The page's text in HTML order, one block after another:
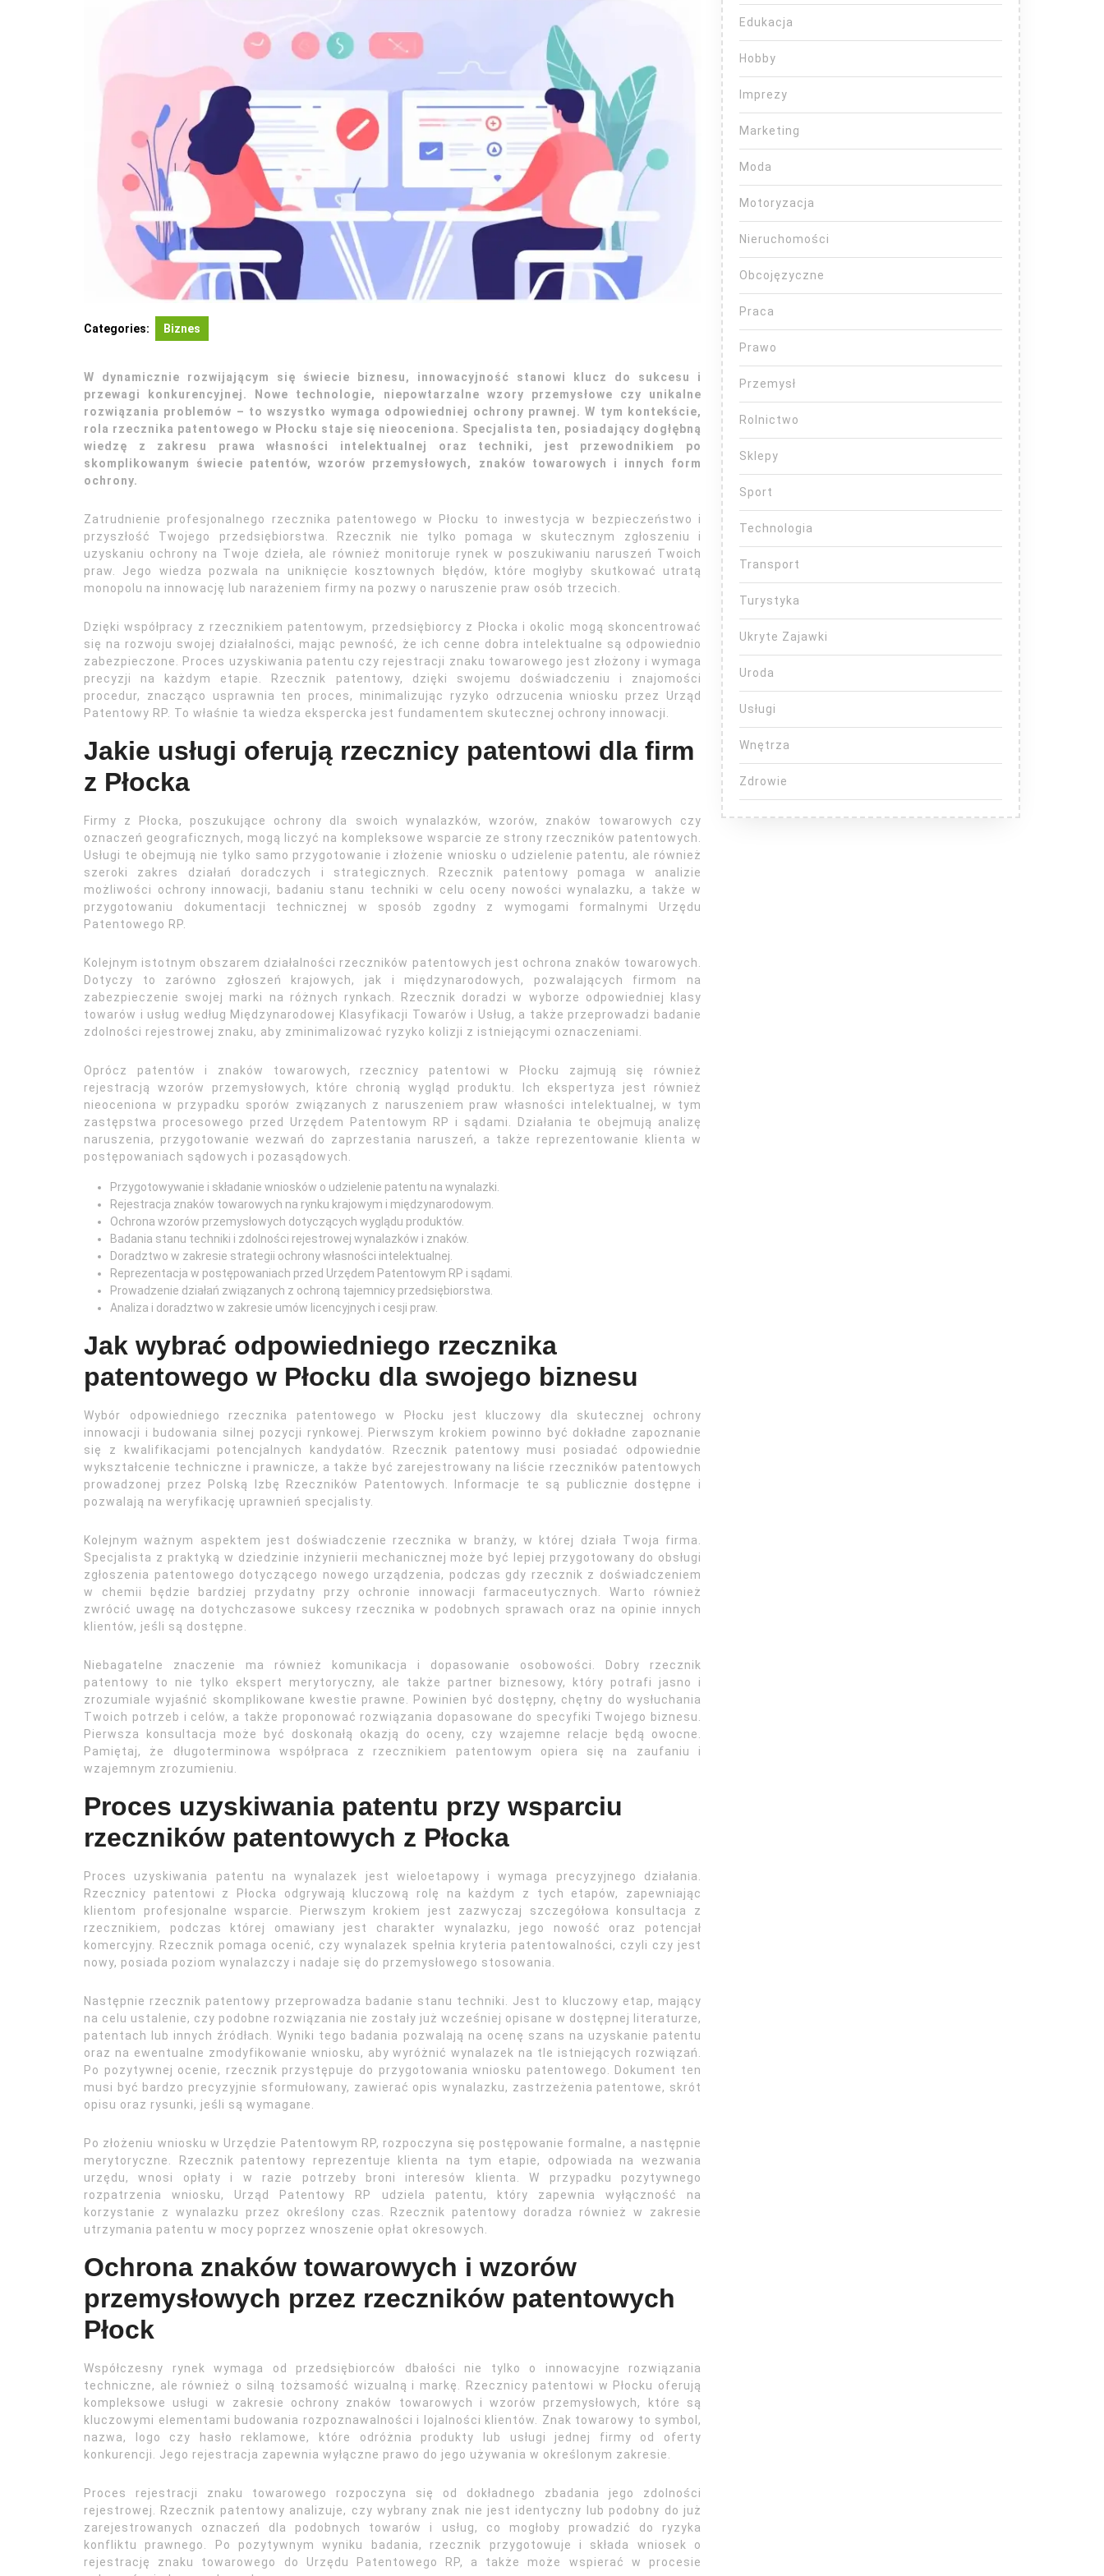
Categories: Biznes
W dynamicznie rozwijającym się świecie biznesu, innowacyjność stanowi klucz do sukcesu i
przewagi konkurencyjnej. Nowe technologie, niepowtarzalne wzory przemysłowe czy unikalne
rozwiązania problemów – to wszystko wymaga odpowiedniej ochrony prawnej. W tym kontekście,
rola rzecznika patentowego w Płocku staje się nieoceniona. Specjalista ten, posiadający dogłębną
wiedzę z zakresu prawa własności intelektualnej oraz techniki, jest przewodnikiem po
skomplikowanym świecie patentów, wzorów przemysłowych, znaków towarowych i innych form
ochrony.
Zatrudnienie profesjonalnego rzecznika patentowego w Płocku to inwestycja w bezpieczeństwo i
przyszłość Twojego przedsiębiorstwa. Rzecznik nie tylko pomaga w skutecznym zgłoszeniu i
uzyskaniu ochrony na Twoje dzieła, ale również monitoruje rynek w poszukiwaniu naruszeń Twoich
praw. Jego wiedza pozwala na uniknięcie kosztownych błędów, które mogłyby skutkować utratą
monopolu na innowację lub narażeniem firmy na pozwy o naruszenie praw osób trzecich.
Dzięki współpracy z rzecznikiem patentowym, przedsiębiorcy z Płocka i okolic mogą skoncentrować
się na rozwoju swojej działalności, mając pewność, że ich cenne dobra intelektualne są odpowiednio
zabezpieczone. Proces uzyskiwania patentu czy rejestracji znaku towarowego jest złożony i wymaga
precyzji na każdym etapie. Rzecznik patentowy, dzięki swojemu doświadczeniu i znajomości
procedur, znacząco usprawnia ten proces, minimalizując ryzyko odrzucenia wniosku przez Urząd
Patentowy RP. To właśnie ta wiedza ekspercka jest fundamentem skutecznej ochrony innowacji.
Jakie usługi oferują rzecznicy patentowi dla firm
z Płocka
Firmy z Płocka, poszukujące ochrony dla swoich wynalazków, wzorów, znaków towarowych czy
oznaczeń geograficznych, mogą liczyć na kompleksowe wsparcie ze strony rzeczników patentowych.
Usługi te obejmują nie tylko samo przygotowanie i złożenie wniosku o udzielenie patentu, ale również
szeroki zakres działań doradczych i strategicznych. Rzecznik patentowy pomaga w analizie
możliwości ochrony innowacji, badaniu stanu techniki w celu oceny nowości wynalazku, a także w
przygotowaniu dokumentacji technicznej w sposób zgodny z wymogami formalnymi Urzędu
Patentowego RP.
Kolejnym istotnym obszarem działalności rzeczników patentowych jest ochrona znaków towarowych.
Dotyczy to zarówno zgłoszeń krajowych, jak i międzynarodowych, pozwalających firmom na
zabezpieczenie swojej marki na różnych rynkach. Rzecznik doradzi w wyborze odpowiedniej klasy
towarów i usług według Międzynarodowej Klasyfikacji Towarów i Usług, a także przeprowadzi badanie
zdolności rejestrowej znaku, aby zminimalizować ryzyko kolizji z istniejącymi oznaczeniami.
Oprócz patentów i znaków towarowych, rzecznicy patentowi w Płocku zajmują się również
rejestracją wzorów przemysłowych, które chronią wygląd produktu. Ich ekspertyza jest również
nieoceniona w przypadku sporów związanych z naruszeniem praw własności intelektualnej, w tym
zastępstwa procesowego przed Urzędem Patentowym RP i sądami. Działania te obejmują analizę
naruszenia, przygotowanie wezwań do zaprzestania naruszeń, a także reprezentowanie klienta w
postępowaniach sądowych i pozasądowych.
Przygotowywanie i składanie wniosków o udzielenie patentu na wynalazki.
Rejestracja znaków towarowych na rynku krajowym i międzynarodowym.
Ochrona wzorów przemysłowych dotyczących wyglądu produktów.
Badania stanu techniki i zdolności rejestrowej wynalazków i znaków.
Doradztwo w zakresie strategii ochrony własności intelektualnej.
Reprezentacja w postępowaniach przed Urzędem Patentowym RP i sądami.
Prowadzenie działań związanych z ochroną tajemnicy przedsiębiorstwa.
Analiza i doradztwo w zakresie umów licencyjnych i cesji praw.
Jak wybrać odpowiedniego rzecznika
patentowego w Płocku dla swojego biznesu
Wybór odpowiedniego rzecznika patentowego w Płocku jest kluczowy dla skutecznej ochrony
innowacji i budowania silnej pozycji rynkowej. Pierwszym krokiem powinno być dokładne zapoznanie
się z kwalifikacjami potencjalnych kandydatów. Rzecznik patentowy musi posiadać odpowiednie
wykształcenie techniczne i prawnicze, a także być zarejestrowany na liście rzeczników patentowych
prowadzonej przez Polską Izbę Rzeczników Patentowych. Informacje te są publicznie dostępne i
pozwalają na weryfikację uprawnień specjalisty.
Kolejnym ważnym aspektem jest doświadczenie rzecznika w branży, w której działa Twoja firma.
Specjalista z praktyką w dziedzinie inżynierii mechanicznej może być lepiej przygotowany do obsługi
zgłoszenia patentowego dotyczącego nowego urządzenia, podczas gdy rzecznik z doświadczeniem
w chemii będzie bardziej przydatny przy ochronie innowacji farmaceutycznych. Warto również
zwrócić uwagę na dotychczasowe sukcesy rzecznika w podobnych sprawach oraz na opinie innych
klientów, jeśli są dostępne.
Niebagatelne znaczenie ma również komunikacja i dopasowanie osobowości. Dobry rzecznik
patentowy to nie tylko ekspert merytoryczny, ale także partner biznesowy, który potrafi jasno i
zrozumiale wyjaśnić skomplikowane kwestie prawne. Powinien być dostępny, chętny do wysłuchania
Twoich potrzeb i celów, a także proponować rozwiązania dopasowane do specyfiki Twojego biznesu.
Pierwsza konsultacja może być doskonałą okazją do oceny, czy wzajemne relacje będą owocne.
Pamiętaj, że długoterminowa współpraca z rzecznikiem patentowym opiera się na zaufaniu i
wzajemnym zrozumieniu.
Proces uzyskiwania patentu przy wsparciu
rzeczników patentowych z Płocka
Proces uzyskiwania patentu na wynalazek jest wieloetapowy i wymaga precyzyjnego działania.
Rzecznicy patentowi z Płocka odgrywają kluczową rolę na każdym z tych etapów, zapewniając
klientom profesjonalne wsparcie. Pierwszym krokiem jest zazwyczaj szczegółowa konsultacja z
rzecznikiem, podczas której omawiany jest charakter wynalazku, jego nowość oraz potencjał
komercyjny. Rzecznik pomaga ocenić, czy wynalazek spełnia kryteria patentowalności, czyli czy jest
nowy, posiada poziom wynalazczy i nadaje się do przemysłowego stosowania.
Następnie rzecznik patentowy przeprowadza badanie stanu techniki. Jest to kluczowy etap, mający
na celu ustalenie, czy podobne rozwiązania nie zostały już wcześniej opisane w dostępnej literaturze,
patentach lub innych źródłach. Wyniki tego badania pozwalają na ocenę szans na uzyskanie patentu
oraz na ewentualne zmodyfikowanie wniosku, aby wyróżnić wynalazek na tle istniejących rozwiązań.
Po pozytywnej ocenie, rzecznik przystępuje do przygotowania wniosku patentowego. Dokument ten
musi być bardzo precyzyjnie sformułowany, zawierać opis wynalazku, zastrzeżenia patentowe, skrót
opisu oraz rysunki, jeśli są wymagane.
Po złożeniu wniosku w Urzędzie Patentowym RP, rozpoczyna się postępowanie formalne, a następnie
merytoryczne. Rzecznik patentowy reprezentuje klienta na tym etapie, odpowiada na wezwania
urzędu, wnosi opłaty i w razie potrzeby broni interesów klienta. W przypadku pozytywnego
rozpatrzenia wniosku, Urząd Patentowy RP udziela patentu, który zapewnia wyłączność na
korzystanie z wynalazku przez określony czas. Rzecznik patentowy doradza również w zakresie
utrzymania patentu w mocy poprzez wnoszenie opłat okresowych.
Ochrona znaków towarowych i wzorów
przemysłowych przez rzeczników patentowych
Płock
Współczesny rynek wymaga od przedsiębiorców dbałości nie tylko o innowacyjne rozwiązania
techniczne, ale również o silną tożsamość wizualną i markę. Rzecznicy patentowi w Płocku oferują
kompleksowe usługi w zakresie ochrony znaków towarowych i wzorów przemysłowych, które są
kluczowymi elementami budowania rozpoznawalności i lojalności klientów. Znak towarowy to symbol,
nazwa, logo czy hasło reklamowe, które odróżnia produkty lub usługi jednej firmy od oferty
konkurencji. Jego rejestracja zapewnia wyłączne prawo do jego używania w określonym zakresie.
Proces rejestracji znaku towarowego rozpoczyna się od dokładnego zbadania jego zdolności
rejestrowej. Rzecznik patentowy analizuje, czy wybrany znak nie jest identyczny lub podobny do już
zarejestrowanych oznaczeń dla podobnych towarów i usług, co mogłoby prowadzić do ryzyka
konfliktu prawnego. Po pozytywnym wyniku badania, rzecznik przygotowuje i składa wniosek o
rejestrację znaku towarowego do Urzędu Patentowego RP, a także może wspierać w procesie
Edukacja
Hobby
Imprezy
Marketing
Moda
Motoryzacja
Nieruchomości
Obcojęzyczne
Praca
Prawo
Przemysł
Rolnictwo
Sklepy
Sport
Technologia
Transport
Turystyka
Ukryte Zajawki
Uroda
Usługi
Wnętrza
Zdrowie